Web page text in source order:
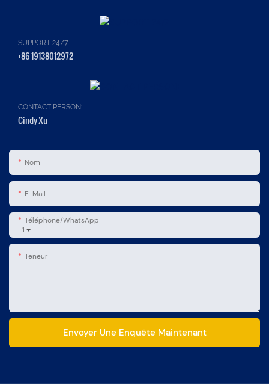
SUPPORT 24/7
+86 19138012972
CONTACT PERSON:
Cindy Xu
Nom
E-Mail
+1
Téléphone/WhatsApp
Teneur
Envoyer Une Enquête Maintenant